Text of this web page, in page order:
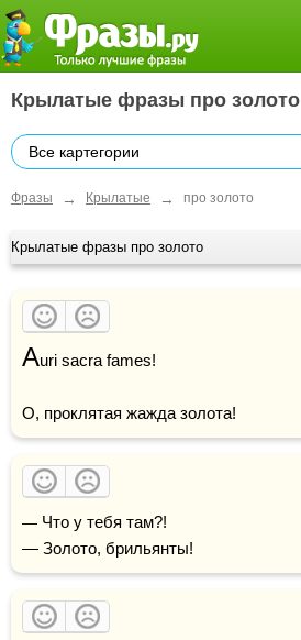
Крылатые фразы про золото
Все картегории
Фразы → Крылатые → про золото
Крылатые фразы про золото
Auri sacra fames!
О, проклятая жажда золота!
— Что у тебя там?!
— Золото, брильянты!